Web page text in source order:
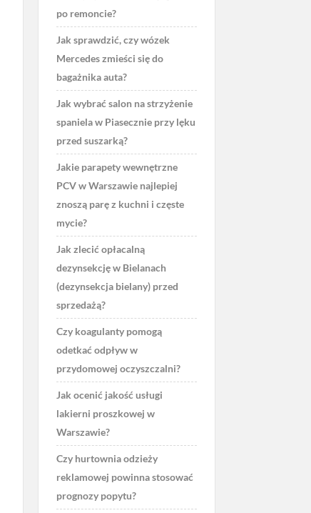
po remoncie?
Jak sprawdzić, czy wózek
Mercedes zmieści się do
bagażnika auta?
Jak wybrać salon na strzyżenie
spaniela w Piasecznie przy lęku
przed suszarką?
Jakie parapety wewnętrzne
PCV w Warszawie najlepiej
znoszą parę z kuchni i częste
mycie?
Jak zlecić opłacalną
dezynsekcję w Bielanach
(dezynsekcja bielany) przed
sprzedażą?
Czy koagulanty pomogą
odetkać odpływ w
przydomowej oczyszczalni?
Jak ocenić jakość usługi
lakierni proszkowej w
Warszawie?
Czy hurtownia odzieży
reklamowej powinna stosować
prognozy popytu?